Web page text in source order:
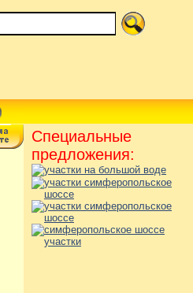
Специальные
предложения: